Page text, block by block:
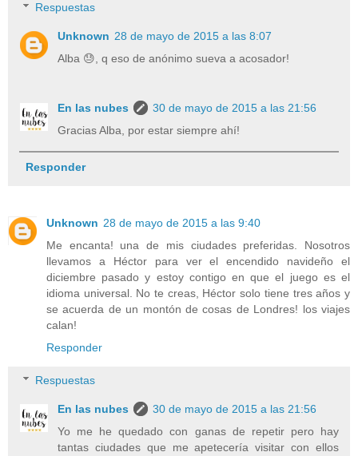
Respuestas
Unknown 28 de mayo de 2015 a las 8:07
Alba 😓, q eso de anónimo sueva a acosador!
En las nubes
30 de mayo de 2015 a las 21:56
Gracias Alba, por estar siempre ahí!
Responder
Unknown 28 de mayo de 2015 a las 9:40
Me encanta! una de mis ciudades preferidas. Nosotros
llevamos a Héctor para ver el encendido navideño el
diciembre pasado y estoy contigo en que el juego es el
idioma universal. No te creas, Héctor solo tiene tres años y
se acuerda de un montón de cosas de Londres! los viajes
calan!
Responder
Respuestas
En las nubes
30 de mayo de 2015 a las 21:56
Yo me he quedado con ganas de repetir pero hay
tantas ciudades que me apetecería visitar con ellos